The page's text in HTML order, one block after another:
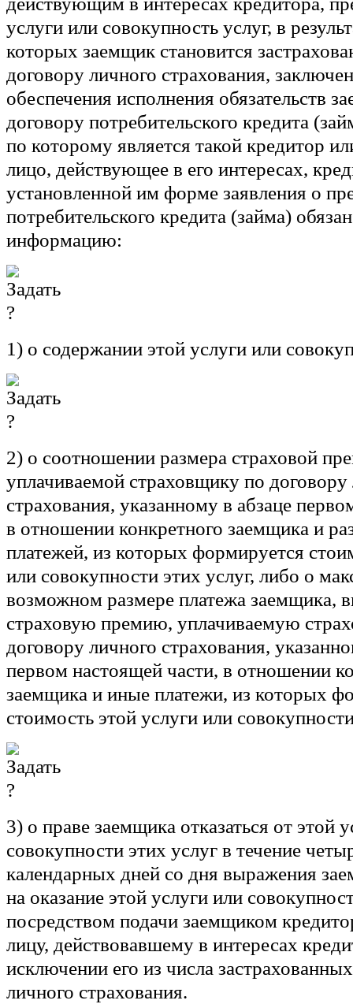
услуги или совокупность услуг, в
которых заемщик становится
договору личного страхования,
обеспечения исполнения обязательств
договору потребительского кредита
по которому является такой кредитор
лицо, действующее в его интересах,
установленной им форме заявления о
потребительского кредита (займа)
информацию:
1) о содержании этой услуги или
2) о соотношении размера страховой
уплачиваемой страховщику по договору
страхования, указанному в абзаце
в отношении конкретного заемщика и
платежей, из которых формируется
или совокупности этих услуг, либо о
возможном размере платежа заемщика,
страховую премию, уплачиваемую
договору личного страхования,
первом настоящей части, в отношении
заемщика и иные платежи, из которых
стоимость этой услуги или
3) о праве заемщика отказаться от этой
совокупности этих услуг в течение
календарных дней со дня выражения
на оказание этой услуги или
посредством подачи заемщиком
лицу, действовавшему в интересах
исключении его из числа
личного страхования.